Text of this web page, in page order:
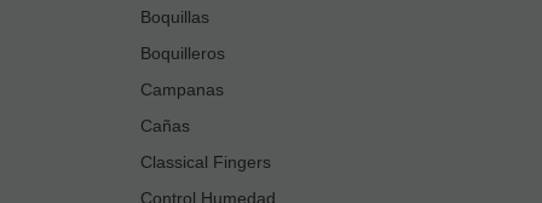
Boquillas
Boquilleros
Campanas
Cañas
Classical Fingers
Control Humedad